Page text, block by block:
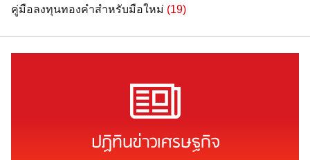
คู่มือลงทุนทองคำสำหรับมือใหม่ (19)
ปฏิทินข่าวเศรษฐกิจ